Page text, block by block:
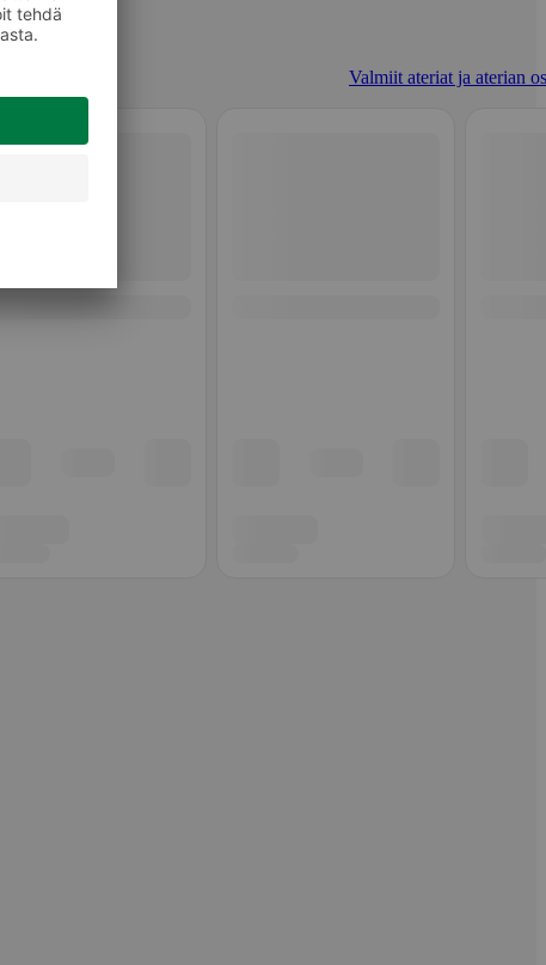
Valmiit ateriat ja aterian